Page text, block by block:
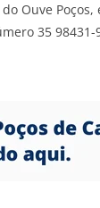
Ouve
35 98431-